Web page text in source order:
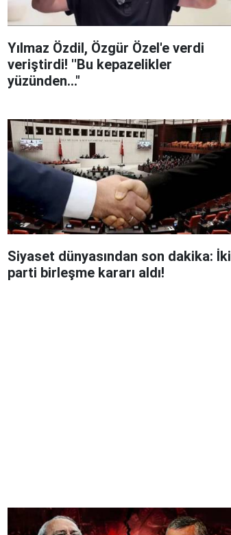
Yılmaz Özdil, Özgür Özel'e verdi
veriştirdi! ''Bu kepazelikler
yüzünden..."
Siyaset dünyasından son dakika: İki
parti birleşme kararı aldı!